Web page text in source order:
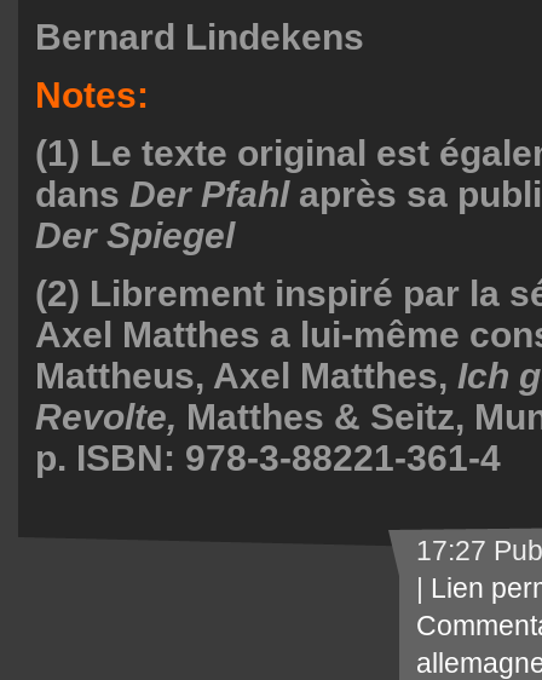
Bernard Lindekens
Notes:
(1) Le texte original est
dans Der Pfahlaprès sa
Der Spiegel
(2) Librement inspiré par la
Axel Matthes a lui-même
Mattheus, Axel Matthes, Ich
Revolte, Matthes & Seitz,
p. ISBN: 978-3-88221-361-4
17:27
| Lien